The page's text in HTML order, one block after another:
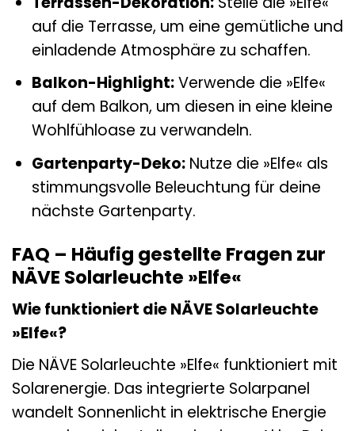
auf die Terrasse, um eine gemütliche und
einladende Atmosphäre zu schaffen.
Balkon-Highlight:Verwende die »Elfe«
auf dem Balkon, um diesen in eine kleine
Wohlfühloase zu verwandeln.
Gartenparty-Deko:Nutze die »Elfe« als
stimmungsvolle Beleuchtung für deine
nächste Gartenparty.
FAQ – Häufig gestellte Fragen zur
NÄVE Solarleuchte »Elfe«
Wie funktioniert die NÄVE Solarleuchte
»Elfe«?
Die NÄVE Solarleuchte »Elfe« funktioniert mit
Solarenergie. Das integrierte Solarpanel
wandelt Sonnenlicht in elektrische Energie